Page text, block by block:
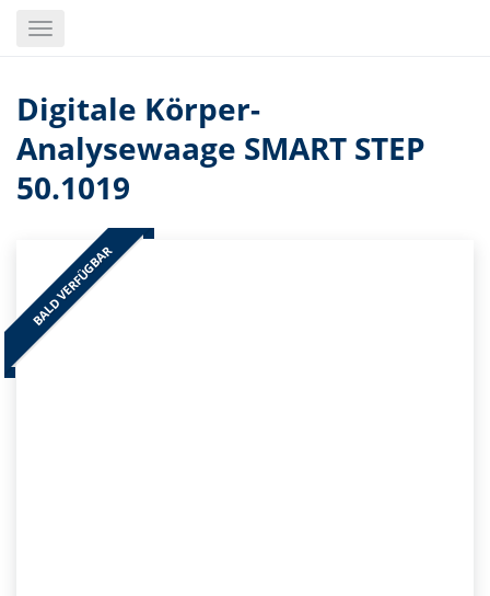
Toggle
Digitale Körper-
Analysewaage SMART STEP
50.1019
BALD VERFÜGBAR